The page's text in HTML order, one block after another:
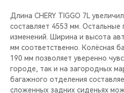
Длина CHERY TIGGO 7L
составляет 4553 мм. Остальные
изменений. Ширина и высота
мм соответственно. Колёсная
190 мм позволяет уверенно
городе, так и на загородных
багажного отделения
сложенных задних сиденьях